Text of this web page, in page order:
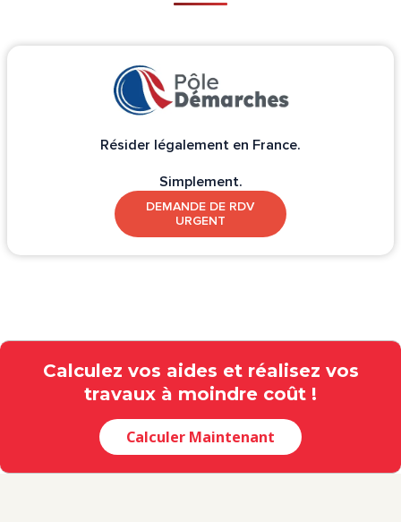
Résider légalement en France.
Simplement.
DEMANDE DE RDV
URGENT
Calculez vos aides et réalisez vos
travaux à moindre coût !
Calculer Maintenant